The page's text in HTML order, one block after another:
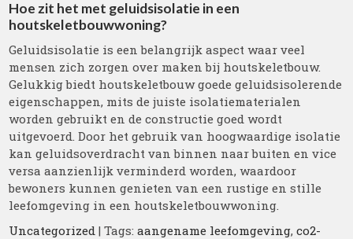
Hoe zit het met geluidsisolatie in een
houtskeletbouwwoning?
Geluidsisolatie is een belangrijk aspect waar veel
mensen zich zorgen over maken bij houtskeletbouw.
Gelukkig biedt houtskeletbouw goede geluidsisolerende
eigenschappen, mits de juiste isolatiematerialen
worden gebruikt en de constructie goed wordt
uitgevoerd. Door het gebruik van hoogwaardige isolatie
kan geluidsoverdracht van binnen naar buiten en vice
versa aanzienlijk verminderd worden, waardoor
bewoners kunnen genieten van een rustige en stille
leefomgeving in een houtskeletbouwwoning.
Uncategorized | Tags:aangename leefomgeving,co2-